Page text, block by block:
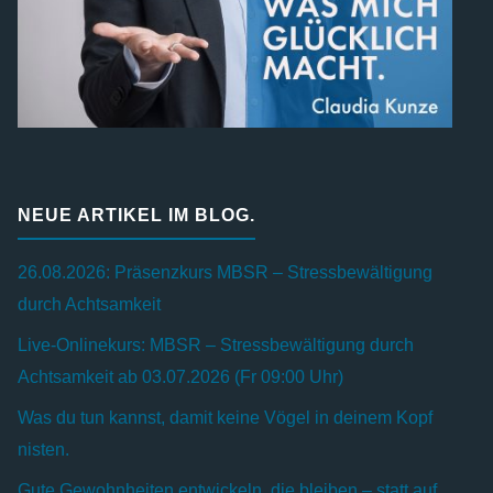
NEUE ARTIKEL IM BLOG.
26.08.2026: Präsenzkurs MBSR – Stressbewältigung
durch Achtsamkeit
Live-Onlinekurs: MBSR – Stressbewältigung durch
Achtsamkeit ab 03.07.2026 (Fr 09:00 Uhr)
Was du tun kannst, damit keine Vögel in deinem Kopf
nisten.